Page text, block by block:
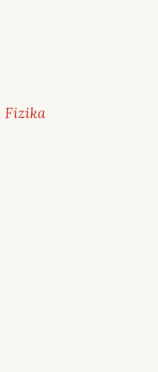
Fizika